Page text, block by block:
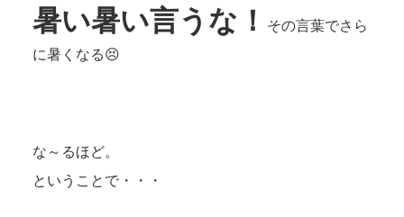
暑い暑い言うな！
その言葉でさら
に暑くなる😣
な～るほど。
ということで・・・